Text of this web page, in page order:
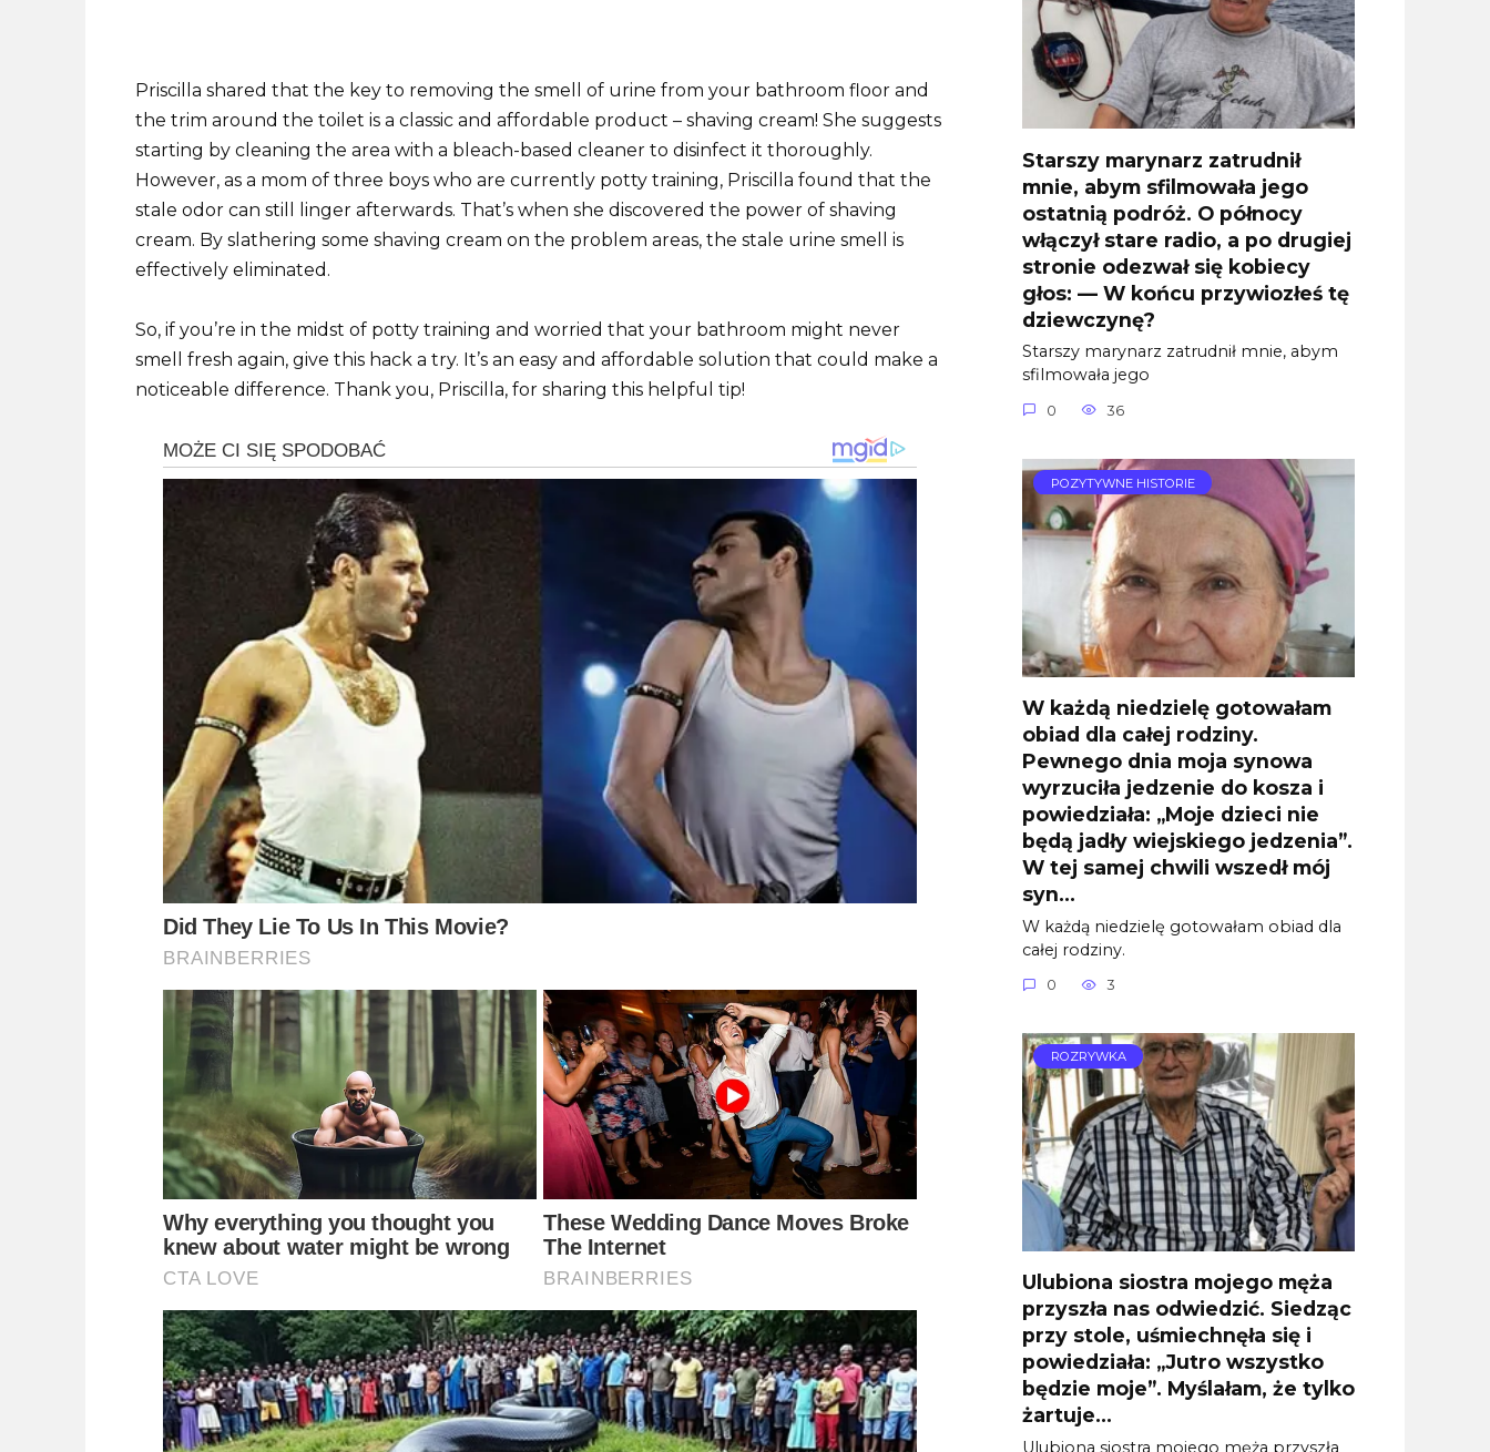
Priscilla shared that the key to removing the smell of urine from your bathroom floor and
the trim around the toilet is a classic and affordable product – shaving cream! She suggests
starting by cleaning the area with a bleach-based cleaner to disinfect it thoroughly.
However, as a mom of three boys who are currently potty training, Priscilla found that the
stale odor can still linger afterwards. That’s when she discovered the power of shaving
cream. By slathering some shaving cream on the problem areas, the stale urine smell is
effectively eliminated.
So, if you’re in the midst of potty training and worried that your bathroom might never
smell fresh again, give this hack a try. It’s an easy and affordable solution that could make a
noticeable difference. Thank you, Priscilla, for sharing this helpful tip!
Starszy marynarz zatrudnił
mnie, abym sfilmowała jego
ostatnią podróż. O północy
włączył stare radio, a po drugiej
stronie odezwał się kobiecy
głos: — W końcu przywiozłeś tę
dziewczynę?
Starszy marynarz zatrudnił mnie, abym
sfilmowała jego
0 36
POZYTYWNE HISTORIE
W każdą niedzielę gotowałam
obiad dla całej rodziny.
Pewnego dnia moja synowa
wyrzuciła jedzenie do kosza i
powiedziała: „Moje dzieci nie
będą jadły wiejskiego jedzenia”.
W tej samej chwili wszedł mój
syn…
W każdą niedzielę gotowałam obiad dla
całej rodziny.
0 3
ROZRYWKA
Ulubiona siostra mojego męża
przyszła nas odwiedzić. Siedząc
przy stole, uśmiechnęła się i
powiedziała: „Jutro wszystko
będzie moje”. Myślałam, że tylko
żartuje…
Ulubiona siostra mojego męża przyszła